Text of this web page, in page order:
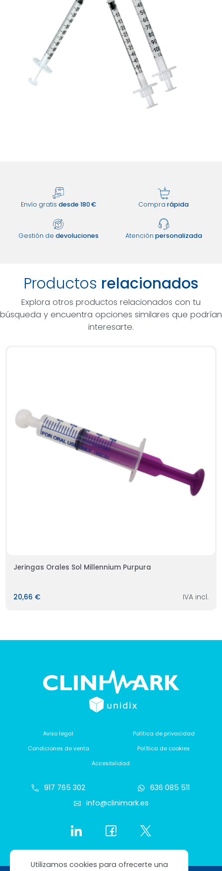
Utilizamos cookies para ofrecerte una
Envío gratis desde 180 € Comprarápida
Gestión de devoluciones Atención personalizada
Productos relacionados
Explora otros productos relacionados con tu
búsqueda y encuentra opciones similares que podrían
interesarte.
Jeringas Orales Sol Millennium Purpura
20,66 € IVA incl.
Aviso legal
Política de privacidad
Condiciones de venta
Política de cookies
Accesibilidad
917 765 302
636 085 511
info@clinimark.es